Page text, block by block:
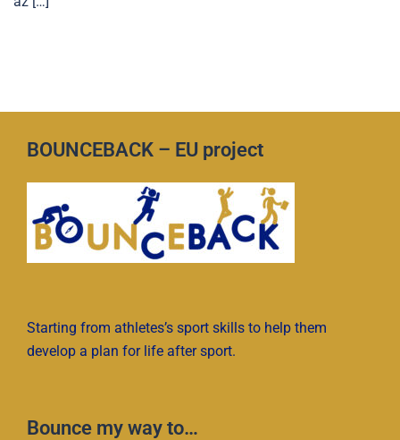
BOUNCEBACK – EU project
Starting from athletes’s sport skills to help them
develop a plan for life after sport.
Bounce my way to…